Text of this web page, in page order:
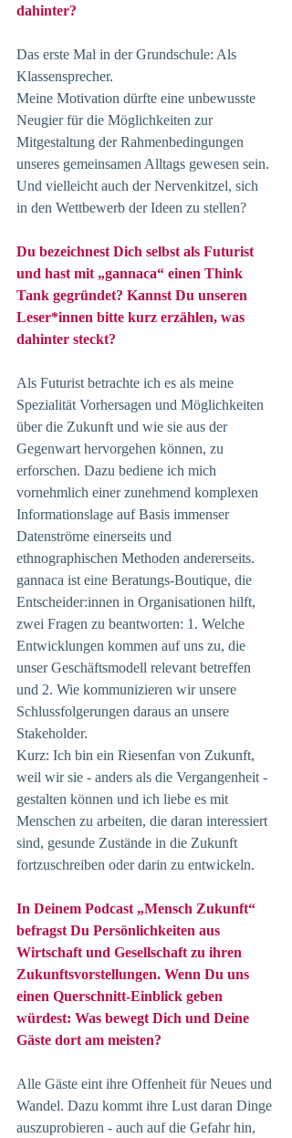
dahinter?
Das erste Mal in der Grundschule: Als
Klassensprecher.
Meine Motivation dürfte eine unbewusste
Neugier für die Möglichkeiten zur
Mitgestaltung der Rahmenbedingungen
unseres gemeinsamen Alltags gewesen sein.
Und vielleicht auch der Nervenkitzel, sich
in den Wettbewerb der Ideen zu stellen?
Du bezeichnest Dich selbst als Futurist
und hast mit „gannaca“ einen Think
Tank gegründet? Kannst Du unseren
Leser*innen bitte kurz erzählen, was
dahinter steckt?
Als Futurist betrachte ich es als meine
Spezialität Vorhersagen und Möglichkeiten
über die Zukunft und wie sie aus der
Gegenwart hervorgehen können, zu
erforschen. Dazu bediene ich mich
vornehmlich einer zunehmend komplexen
Informationslage auf Basis immenser
Datenströme einerseits und
ethnographischen Methoden andererseits.
gannaca ist eine Beratungs-Boutique, die
Entscheider:innen in Organisationen hilft,
zwei Fragen zu beantworten: 1. Welche
Entwicklungen kommen auf uns zu, die
unser Geschäftsmodell relevant betreffen
und 2. Wie kommunizieren wir unsere
Schlussfolgerungen daraus an unsere
Stakeholder.
Kurz: Ich bin ein Riesenfan von Zukunft,
weil wir sie - anders als die Vergangenheit -
gestalten können und ich liebe es mit
Menschen zu arbeiten, die daran interessiert
sind, gesunde Zustände in die Zukunft
fortzuschreiben oder darin zu entwickeln.
In Deinem Podcast „Mensch Zukunft“
befragst Du Persönlichkeiten aus
Wirtschaft und Gesellschaft zu ihren
Zukunftsvorstellungen. Wenn Du uns
einen Querschnitt-Einblick geben
würdest: Was bewegt Dich und Deine
Gäste dort am meisten?
Alle Gäste eint ihre Offenheit für Neues und
Wandel. Dazu kommt ihre Lust daran Dinge
auszuprobieren - auch auf die Gefahr hin,